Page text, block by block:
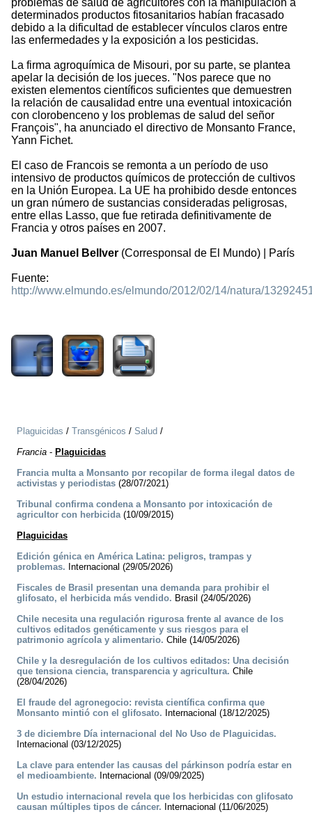
problemas de salud de agricultores con la manipulación a
determinados productos fitosanitarios habían fracasado
debido a la dificultad de establecer vínculos claros entre
las enfermedades y la exposición a los pesticidas.
La firma agroquímica de Misouri, por su parte, se plantea
apelar la decisión de los jueces. "Nos parece que no
existen elementos científicos suficientes que demuestren
la relación de causalidad entre una eventual intoxicación
con clorobenceno y los problemas de salud del señor
François", ha anunciado el directivo de Monsanto France,
Yann Fichet.
El caso de Francois se remonta a un período de uso
intensivo de productos químicos de protección de cultivos
en la Unión Europea. La UE ha prohibido desde entonces
un gran número de sustancias consideradas peligrosas,
entre ellas Lasso, que fue retirada definitivamente de
Francia y otros países en 2007.
Juan Manuel Bellver (Corresponsal de El Mundo) | París
Fuente:
http://www.elmundo.es/elmundo/2012/02/14/natura/
Plaguicidas / Transgénicos / Salud /
Francia - Plaguicidas
Francia multa a Monsanto por recopilar de forma ilegal datos de
activistas y periodistas (28/07/2021)
Tribunal confirma condena a Monsanto por intoxicación de
agricultor con herbicida(10/09/2015)
Plaguicidas
Edición génica en América Latina: peligros, trampas y
problemas. Internacional (29/05/2026)
Fiscales de Brasil presentan una demanda para prohibir el
glifosato, el herbicida más vendido. Brasil (24/05/2026)
Chile necesita una regulación rigurosa frente al avance de los
cultivos editados genéticamente y sus riesgos para el
patrimonio agrícola y alimentario. Chile (14/05/2026)
Chile y la desregulación de los cultivos editados: Una decisión
que tensiona ciencia, transparencia y agricultura. Chile
(28/04/2026)
El fraude del agronegocio: revista científica confirma que
Monsanto mintió con el glifosato. Internacional (18/12/2025)
3 de diciembre Día internacional del No Uso de Plaguicidas.
Internacional (03/12/2025)
La clave para entender las causas del párkinson podría estar en
el medioambiente. Internacional (09/09/2025)
Un estudio internacional revela que los herbicidas con glifosato
causan múltiples tipos de cáncer. Internacional (11/06/2025)